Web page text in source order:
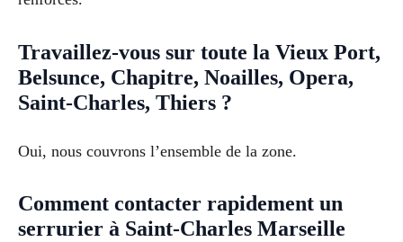
Travaillez-vous sur toute la Vieux Port,
Belsunce, Chapitre, Noailles, Opera,
Saint-Charles, Thiers ?
Oui, nous couvrons l’ensemble de la zone.
Comment contacter rapidement un
serrurier à Saint-Charles Marseille